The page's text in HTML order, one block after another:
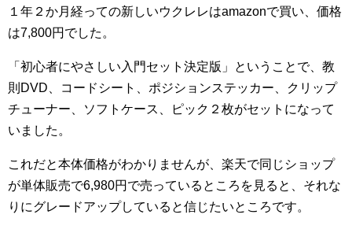
１年２か月経っての新しいウクレレはamazonで買い、価格
は7,800円でした。
「初心者にやさしい入門セット決定版」ということで、教
則DVD、コードシート、ポジションステッカー、クリップ
チューナー、ソフトケース、ピック２枚がセットになって
いました。
これだと本体価格がわかりませんが、楽天で同じショップ
が単体販売で6,980円で売っているところを見ると、それな
りにグレードアップしていると信じたいところです。